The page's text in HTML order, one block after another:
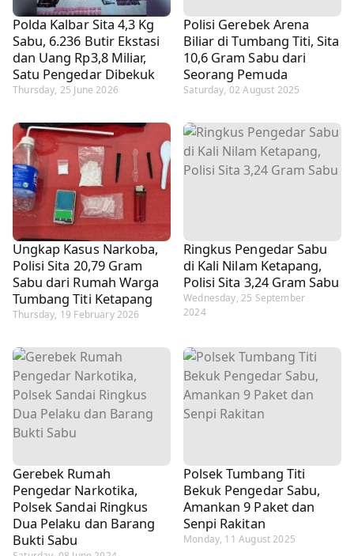
Polda Kalbar Sita 4,3 Kg
Sabu, 6.236 Butir Ekstasi
dan Uang Rp3,8 Miliar,
Satu Pengedar Dibekuk
Thursday, 25 June 2026
Polisi Gerebek Arena
Biliar di Tumbang Titi, Sita
10,6 Gram Sabu dari
Seorang Pemuda
Saturday, 02 August 2025
Ungkap Kasus Narkoba,
Polisi Sita 20,79 Gram
Sabu dari Rumah Warga
Tumbang Titi Ketapang
Thursday, 19 February 2026
Ringkus Pengedar Sabu
di Kali Nilam Ketapang,
Polisi Sita 3,24 Gram Sabu
Wednesday, 25 September
2024
Gerebek Rumah
Pengedar Narkotika,
Polsek Sandai Ringkus
Dua Pelaku dan Barang
Bukti Sabu
Polsek Tumbang Titi
Bekuk Pengedar Sabu,
Amankan 9 Paket dan
Senpi Rakitan
Monday, 11 August 2025